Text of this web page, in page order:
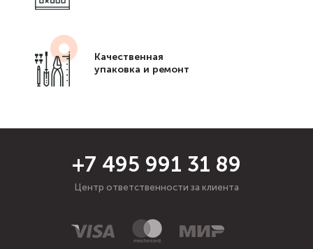
Качественная
упаковка и ремонт
+7 495 991 31 89
Центр ответственности за клиента